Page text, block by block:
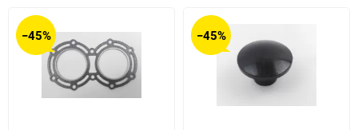
−45% −45%